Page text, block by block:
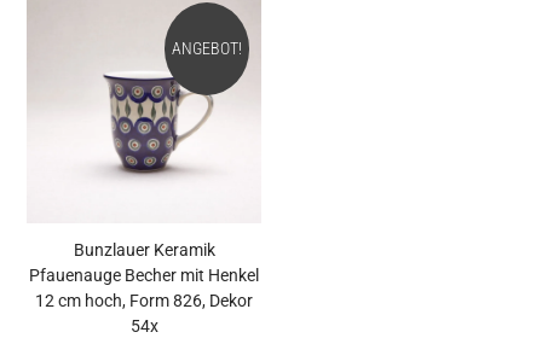
ANGEBOT!
Bunzlauer Keramik
Pfauenauge Becher mit Henkel
12 cm hoch, Form 826, Dekor
54x